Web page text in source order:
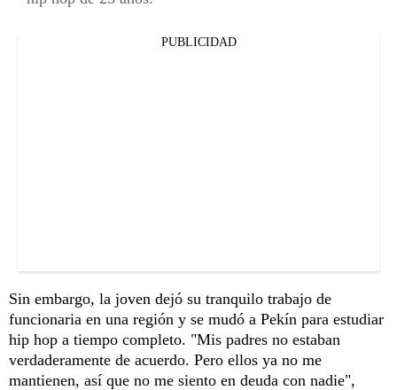
PUBLICIDAD
Sin embargo, la joven dejó su tranquilo trabajo de
funcionaria en una región y se mudó a Pekín para estudiar
hip hop a tiempo completo. "Mis padres no estaban
verdaderamente de acuerdo. Pero ellos ya no me
mantienen, así que no me siento en deuda con nadie",